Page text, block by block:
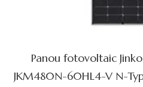
Panou fotovoltaic
JKM480N-60HL4-V N-